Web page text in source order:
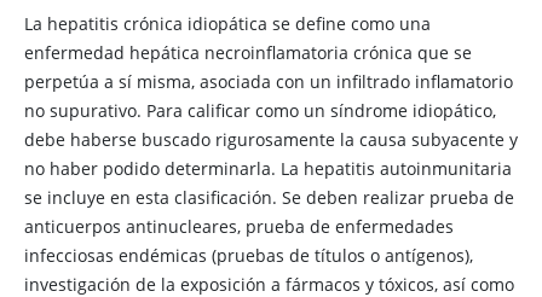
La hepatitis crónica idiopática se define como una
enfermedad hepática necroinflamatoria crónica que se
perpetúa a sí misma, asociada con un infiltrado inflamatorio
no supurativo. Para calificar como un síndrome idiopático,
debe haberse buscado rigurosamente la causa subyacente y
no haber podido determinarla. La hepatitis autoinmunitaria
se incluye en esta clasificación. Se deben realizar prueba de
anticuerpos antinucleares, prueba de enfermedades
infecciosas endémicas (pruebas de títulos o antígenos),
investigación de la exposición a fármacos y tóxicos, así como